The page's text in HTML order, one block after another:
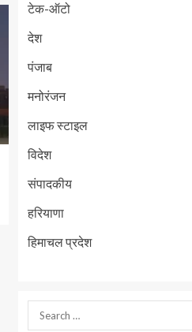
टेक-ऑटो
देश
पंजाब
मनोरंजन
लाइफ स्टाइल
विदेश
संपादकीय
हरियाणा
हिमाचल प्रदेश